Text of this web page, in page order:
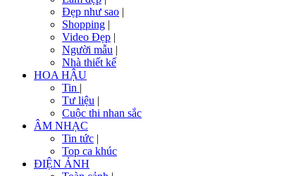
Đẹp như sao |
Shopping |
Video Đẹp |
Người mẫu |
Nhà thiết kế
HOA HẬU
Tin |
Tư liệu |
Cuộc thi nhan sắc
ÂM NHẠC
Tin tức |
Top ca khúc
ĐIỆN ẢNH